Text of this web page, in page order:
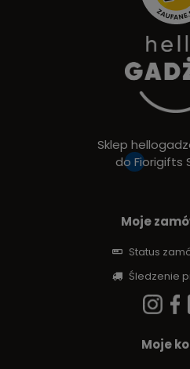
Sklep
do Fiorigifts
Moje
Status
Śledzenie
Moje